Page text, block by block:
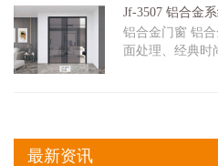
Jf-3507 铝合金
铝合金门窗 铝
面处理、经典时
最新资讯